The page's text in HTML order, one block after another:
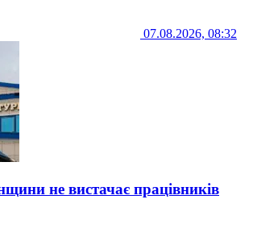
07.08.2026, 08:32
не вистачає працівників